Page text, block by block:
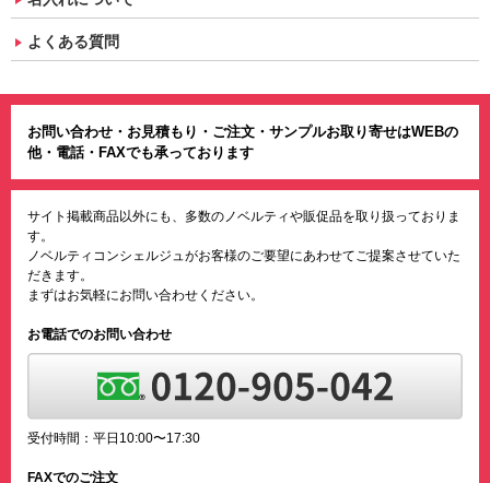
よくある質問
お問い合わせ・お見積もり・ご注文・サンプルお取り寄せはWEBの
他・電話・FAXでも承っております
サイト掲載商品以外にも、多数のノベルティや販促品を取り扱っておりま
す。
ノベルティコンシェルジュがお客様のご要望にあわせてご提案させていた
だきます。
まずはお気軽にお問い合わせください。
お電話でのお問い合わせ
受付時間：平日10:00〜17:30
FAXでのご注文